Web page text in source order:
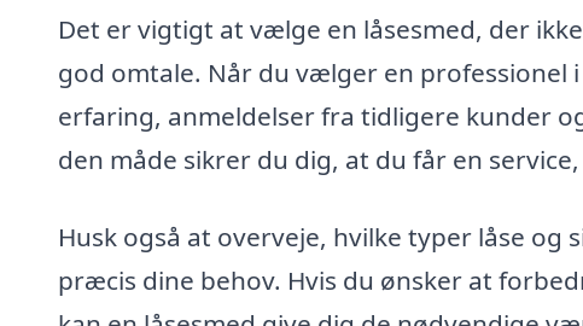
Det er vigtigt at vælge en låsesmed, der
god omtale. Når du vælger en professionel
erfaring, anmeldelser fra tidligere kunder
den måde sikrer du dig, at du får en
Husk også at overveje, hvilke typer låse
præcis dine behov. Hvis du ønsker at